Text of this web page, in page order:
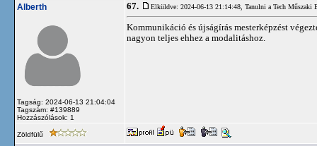
Alberth
Tagság: 2024-06-13 21:04:04
Tagszám: #139889
Hozzászólások: 1
67. Elküldve: 2024-06-13 21:14:48, Tanulni a Tech Műszaki
Kommunikáció és újságírás mesterképzést
nagyon teljes ehhez a modalitáshoz.
Zöldfülű